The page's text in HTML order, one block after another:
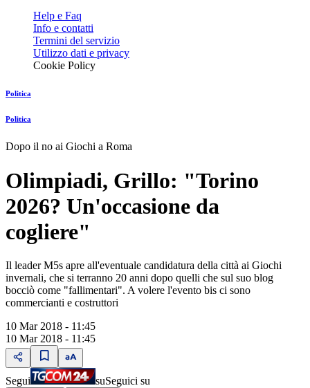
Help e Faq
Info e contatti
Termini del servizio
Utilizzo dati e privacy
Cookie Policy
Politica
Politica
Dopo il no ai Giochi a Roma
Olimpiadi, Grillo: "Torino
2026? Un'occasione da
cogliere"
Il leader M5s apre all'eventuale candidatura della città ai Giochi
invernali, che si terranno 20 anni dopo quelli che sul suo blog
bocciò come "fallimentari". A volere l'evento bis ci sono
commercianti e costruttori
10 Mar 2018 - 11:45
10 Mar 2018 - 11:45
Segui suSeguici su